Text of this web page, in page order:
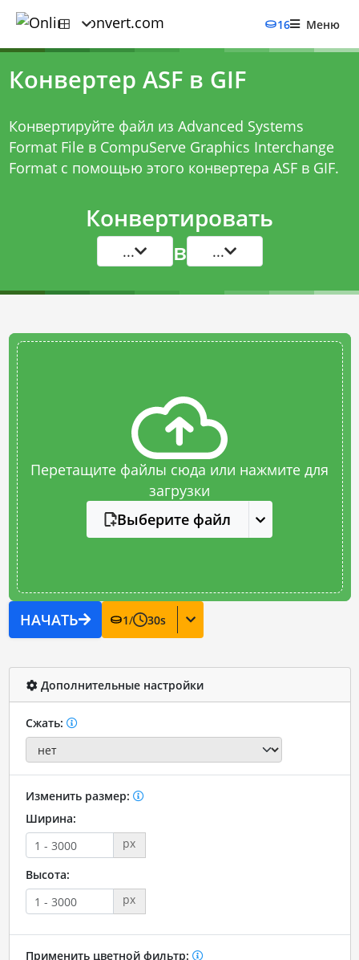
16 Меню
Конвертер ASF в GIF
Конвертируйте файл из Advanced Systems
Format File в CompuServe Graphics Interchange
Format с помощью этого конвертера ASF в GIF.
Конвертировать
... в ...
Перетащите файлы сюда или нажмите для
загрузки
Выберите файл
НАЧАТЬ 1/ 30s
Дополнительные настройки
Сжать:
Изменить размер:
Ширина:
px
Высота:
px
Применить цветной фильтр: